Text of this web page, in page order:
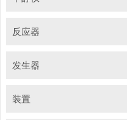
反应器
发生器
装置